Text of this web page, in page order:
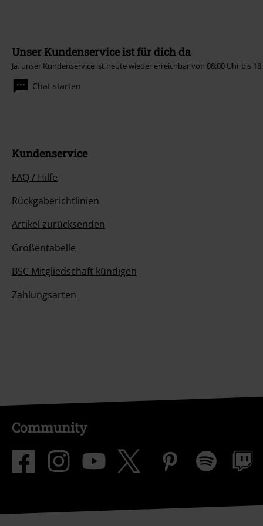
Unser Kundenservice ist für dich da
Ja, unser Kundenservice ist heute wieder erreichbar von 08:00 Uhr bis
Chat starten
Kundenservice
FAQ / Hilfe
Rückgaberichtlinien
Artikel zurücksenden
Größentabelle
BSC Mitgliedschaft kündigen
Zahlungsarten
Community